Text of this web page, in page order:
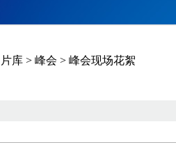
库 > 峰会 > 峰会现场花絮